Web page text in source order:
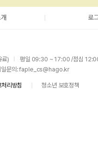
4)소비자 책임
주문을 완료하
으시기 바랍니다)
로
사업자 정보확인
)
평일 09:30 ~ 17:00 /점심
일문의:faple_cs@hago.kr
리방침 청소년 보호정책